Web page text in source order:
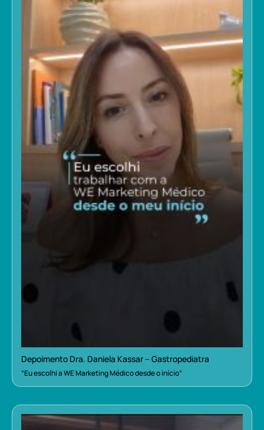
Depoimento Dra. Daniela Kassar – Gastropediatra
“Eu escolhi a WE Marketing Médico desde o início”